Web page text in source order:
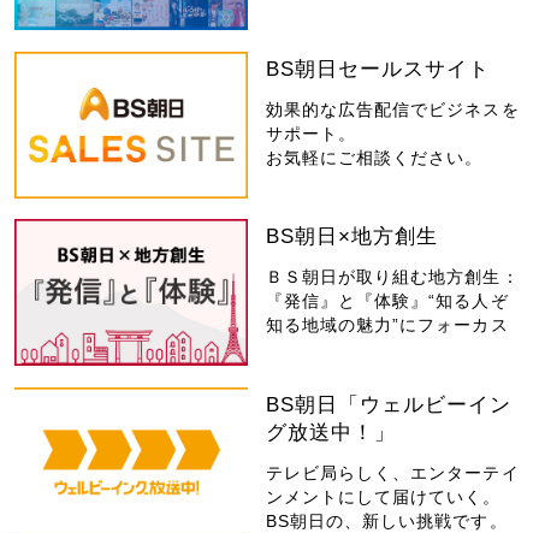
BS朝日セールスサイト
効果的な広告配信でビジネスを
サポート。
お気軽にご相談ください。
BS朝日×地方創生
ＢＳ朝日が取り組む地方創生：
『発信』と『体験』“知る人ぞ
知る地域の魅力”にフォーカス
BS朝日「ウェルビーイン
グ放送中！」
テレビ局らしく、エンターテイ
ンメントにして届けていく。
BS朝日の、新しい挑戦です。